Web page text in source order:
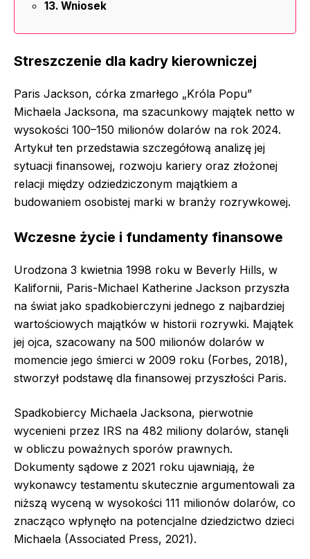
Wniosek
Streszczenie dla kadry kierowniczej
Paris Jackson, córka zmarłego „Króla Popu”
Michaela Jacksona, ma szacunkowy majątek netto w
wysokości 100–150 milionów dolarów na rok 2024.
Artykuł ten przedstawia szczegółową analizę jej
sytuacji finansowej, rozwoju kariery oraz złożonej
relacji między odziedziczonym majątkiem a
budowaniem osobistej marki w branży rozrywkowej.
Wczesne życie i fundamenty finansowe
Urodzona 3 kwietnia 1998 roku w Beverly Hills, w
Kalifornii, Paris-Michael Katherine Jackson przyszła
na świat jako spadkobierczyni jednego z najbardziej
wartościowych majątków w historii rozrywki. Majątek
jej ojca, szacowany na 500 milionów dolarów w
momencie jego śmierci w 2009 roku (Forbes, 2018),
stworzył podstawę dla finansowej przyszłości Paris.
Spadkobiercy Michaela Jacksona, pierwotnie
wycenieni przez IRS na 482 miliony dolarów, stanęli
w obliczu poważnych sporów prawnych.
Dokumenty sądowe z 2021 roku ujawniają, że
wykonawcy testamentu skutecznie argumentowali za
niższą wyceną w wysokości 111 milionów dolarów, co
znacząco wpłynęło na potencjalne dziedzictwo dzieci
Michaela (Associated Press, 2021).